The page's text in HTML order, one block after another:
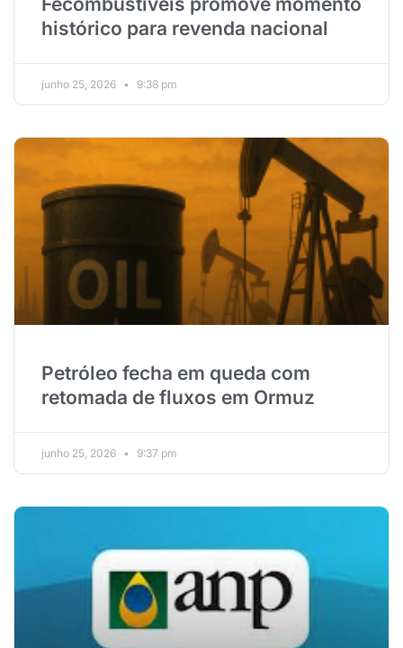
histórico para revenda nacional
junho 25, 2026 9:38 pm
Petróleo fecha em queda com
retomada de fluxos em Ormuz
junho 25, 2026 9:37 pm